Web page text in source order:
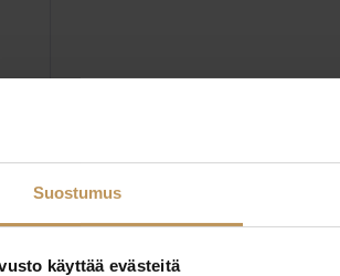
Suostumus
käyttää evästeitä